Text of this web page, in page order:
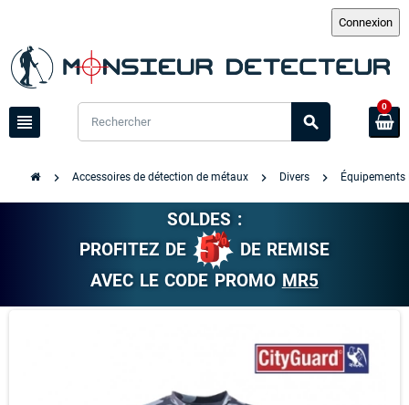
view_headline search
0
chevron_right Accessoires de détection de métaux chevron_right Divers chevron_right
SOLDES :
PROFITEZ DE
DE REMISE
AVEC LE CODE PROMO MR5